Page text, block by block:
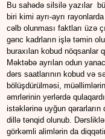
Bu sahədə silsilə yazılar
biri kimi ayrı-ayrı
cəlb olunması faktları üzə
gənc kadrların işlə təmin
buraxılan kobud nöqsanlar
Məktəbə ayrılan odun
dərs saatlarının kobud və
bölüşdürülməsi,
əmrlərinin yerlərdə
istəklərinə uyğun
dillə tənqid olunub.
görkəmli alimlərin da